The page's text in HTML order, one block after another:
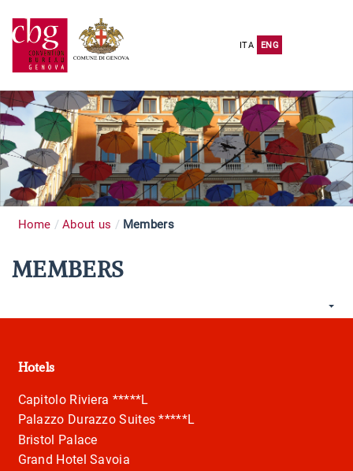
ITA ENG
Home About us Members
MEMBERS
Hotels
Capitolo Riviera *****L
Palazzo Durazzo Suites *****L
Bristol Palace
Grand Hotel Savoia